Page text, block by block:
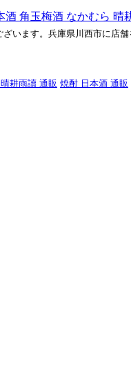
酒 角玉梅酒 なかむら 晴
います。兵庫県川西市に店
耕雨讀 通販 焼酎 日本酒 通販